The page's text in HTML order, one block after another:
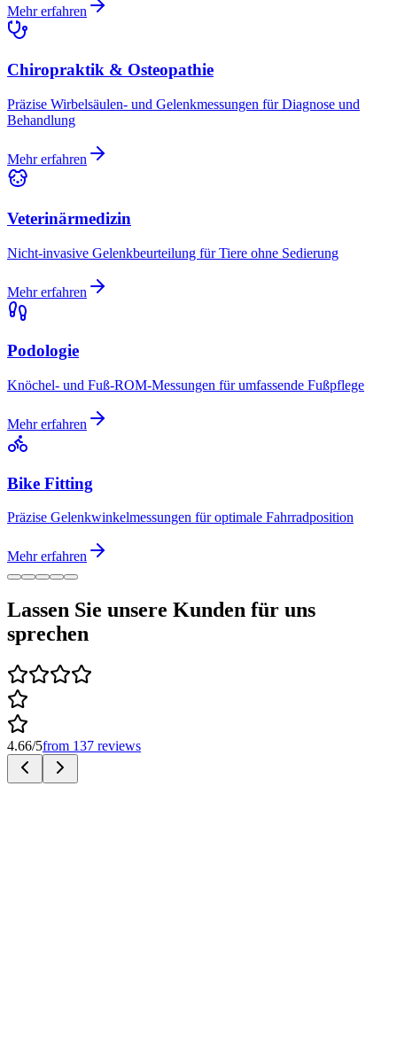
Mehr erfahren
Chiropraktik & Osteopathie
Präzise Wirbelsäulen- und Gelenkmessungen für Diagnose und
Behandlung
Mehr erfahren
Veterinärmedizin
Nicht-invasive Gelenkbeurteilung für Tiere ohne Sedierung
Mehr erfahren
Podologie
Knöchel- und Fuß-ROM-Messungen für umfassende Fußpflege
Mehr erfahren
Bike Fitting
Präzise Gelenkwinkelmessungen für optimale Fahrradposition
Mehr erfahren
Lassen Sie unsere Kunden für uns
sprechen
4.66/5from 137 reviews